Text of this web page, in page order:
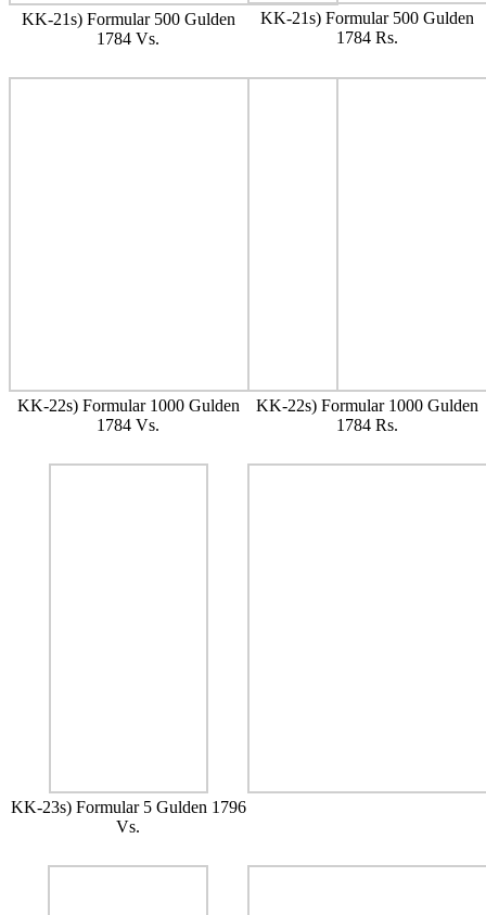
KK-21s) Formular 500 Gulden
1784 Vs.
KK-21s) Formular 500 Gulden
1784 Rs.
KK-22s) Formular 1000 Gulden
1784 Vs.
KK-22s) Formular 1000 Gulden
1784 Rs.
KK-23s) Formular 5 Gulden 1796
Vs.